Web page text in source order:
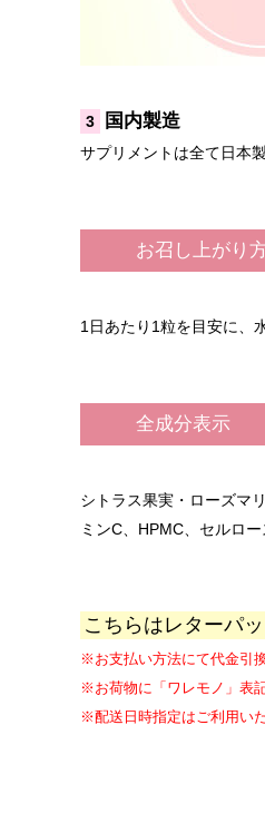
3 国内製造
サプリメントは全て日本製
お召し上がり
1日あたり1粒を目安に、
全成分表示
シトラス果実・ローズマ
ミンC、HPMC、セルロ
こちらはレターパ
※お支払い方法にて代金引
※お荷物に「ワレモノ」表
※配送日時指定はご利用い